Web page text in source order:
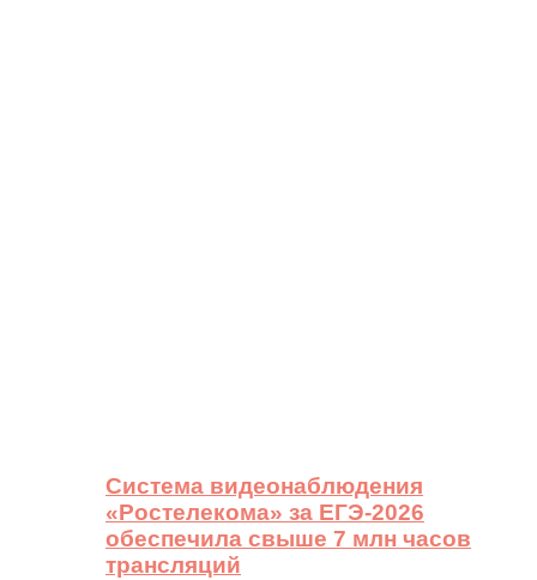
Система видеонаблюдения
«Ростелекома» за ЕГЭ-2026
обеспечила свыше 7 млн часов
трансляций